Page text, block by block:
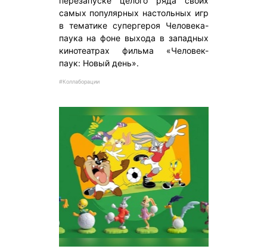
самых популярных настольных игр
в тематике супергероя Человека-
паука на фоне выхода в западных
кинотеатрах фильма «Человек-
паук: Новый день».
#Коллаборации